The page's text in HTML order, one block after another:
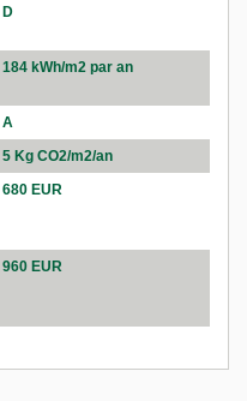
D
184 kWh/m2 par an
A
5 Kg CO2/m2/an
680 EUR
960 EUR